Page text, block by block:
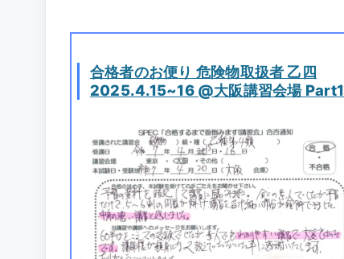
合格者のお便り 危険物取扱者 乙四
2025.4.15~16 @大阪講習会場 Part1